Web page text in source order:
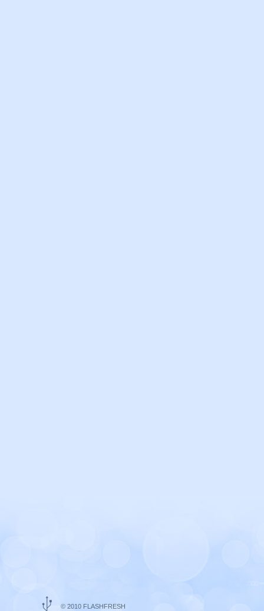
© 2010 FLASHFRESH